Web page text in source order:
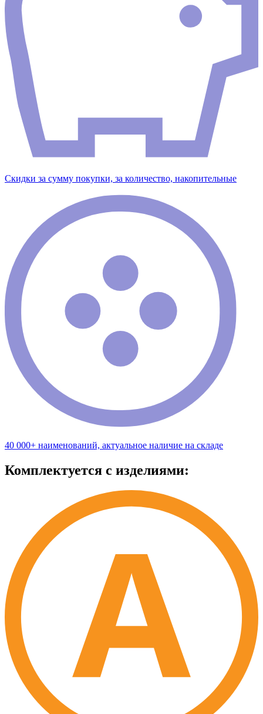
Скидки за сумму покупки, за количество, накопительные
40 000+ наименований, актуальное наличие на складе
Комплектуется с изделиями: